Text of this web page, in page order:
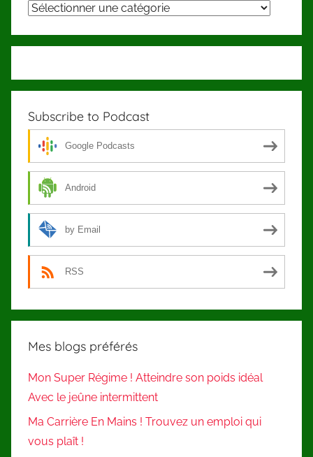
Tous
articles
Subscribe to Podcast
Google Podcasts
Android
by Email
RSS
Mes blogs préférés
Mon Super Régime ! Atteindre son poids idéal
Avec le jeûne intermittent
Ma Carrière En Mains ! Trouvez un emploi qui
vous plaît !